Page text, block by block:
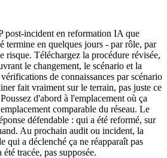
post-incident en reformation IA que
termine en quelques jours - par rôle, par
risque. Téléchargez la procédure révisée,
le changement, le scénario et la
de connaissances par scénario
fait vraiment sur le terrain, pas juste ce
d'abord à l'emplacement où ça
comparable du réseau. Le
défendable : qui a été reformé, sur
Au prochain audit ou incident, la
qui a déclenché ça ne réapparaît pas
tracée, pas supposée.